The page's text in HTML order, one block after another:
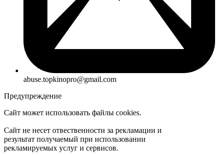
abuse.topkinopro@gmail.com
Предупреждение
Сайт может использовать файлы cookies.
Сайт не несет отвественности за рекламации и
результат получаемый при использовании
рекламируемых услуг и сервисов.